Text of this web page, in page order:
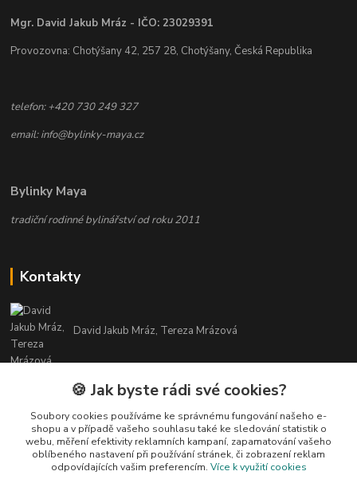
Mgr. David Jakub Mráz - IČO: 23029391
Provozovna: Chotýšany 42, 257 28, Chotýšany, Česká Republika
telefon: +420 730 249 327
email: info@bylinky-maya.cz
Bylinky Maya
tradiční rodinné bylinářství od roku 2011
Kontakty
David Jakub Mráz, Tereza Mrázová
info@bylinky-maya.cz
🍪 Jak byste rádi své cookies?
Soubory cookies používáme ke správnému fungování našeho e-
shopu a v případě vašeho souhlasu také ke sledování statistik o
webu, měření efektivity reklamních kampaní, zapamatování vašeho
oblíbeného nastavení při používání stránek, či zobrazení reklam
odpovídajících vašim preferencím. Více k využití cookies